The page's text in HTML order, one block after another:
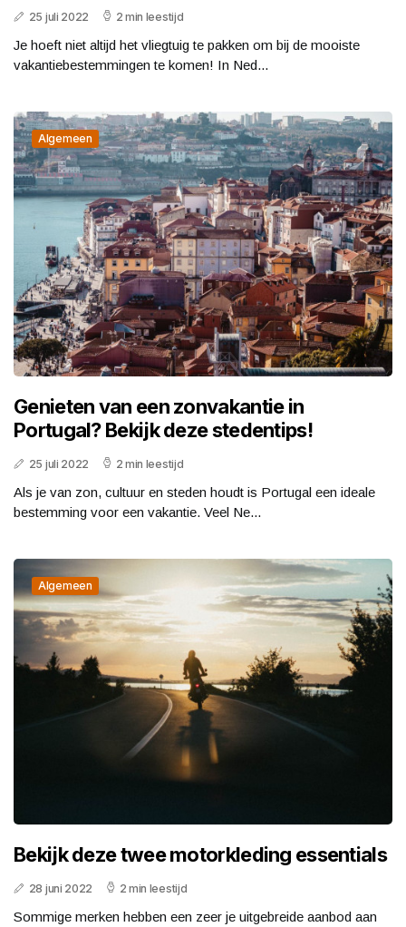
25 juli 2022 2 min leestijd
Je hoeft niet altijd het vliegtuig te pakken om bij de mooiste
vakantiebestemmingen te komen! In Ned...
Algemeen
Genieten van een zonvakantie in
Portugal? Bekijk deze stedentips!
25 juli 2022 2 min leestijd
Als je van zon, cultuur en steden houdt is Portugal een ideale
bestemming voor een vakantie. Veel Ne...
Algemeen
Bekijk deze twee motorkleding essentials
28 juni 2022 2 min leestijd
Sommige merken hebben een zeer je uitgebreide aanbod aan